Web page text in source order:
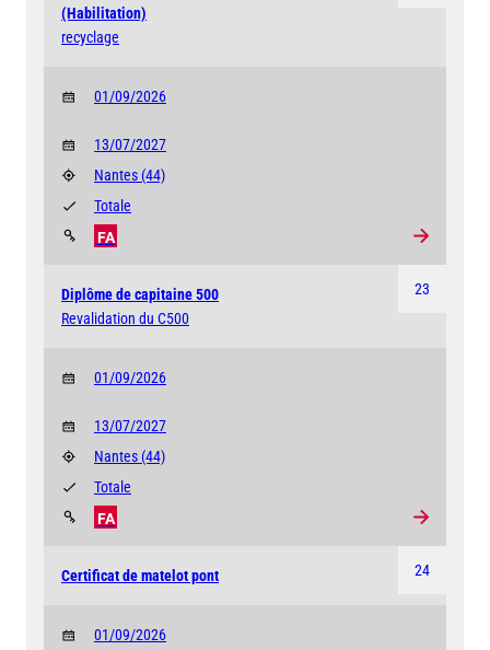
(Habilitation)
recyclage
01/09/2026
13/07/2027
Nantes (44)
FA
Totale
23
Diplôme de capitaine 500
Revalidation du C500
01/09/2026
13/07/2027
Nantes (44)
FA
Totale
24
Certificat de matelot pont
01/09/2026